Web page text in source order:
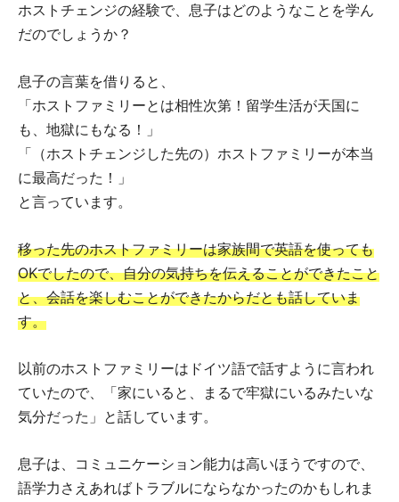
ホストチェンジの経験で、息子はどのようなことを学ん
だのでしょうか？
息子の言葉を借りると、
「ホストファミリーとは相性次第！留学生活が天国に
も、地獄にもなる！」
「（ホストチェンジした先の）ホストファミリーが本当
に最高だった！」
と言っています。
移った先のホストファミリーは家族間で英語を使っても
OKでしたので、自分の気持ちを伝えることができたこと
と、会話を楽しむことができたからだとも話していま
す。
以前のホストファミリーはドイツ語で話すように言われ
ていたので、「家にいると、まるで牢獄にいるみたいな
気分だった」と話しています。
息子は、コミュニケーション能力は高いほうですので、
語学力さえあればトラブルにならなかったのかもしれま